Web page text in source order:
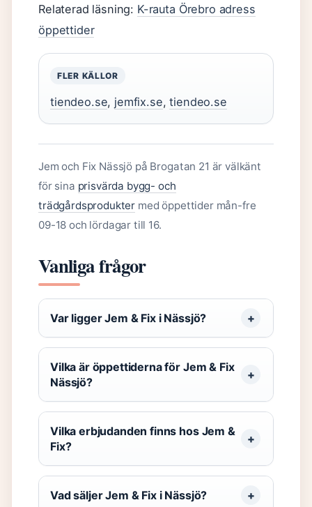
Relaterad läsning: K-rauta Örebro adress
öppettider
FLER KÄLLOR
tiendeo.se, jemfix.se,tiendeo.se
Jem och Fix Nässjö på Brogatan 21 är välkänt
för sina prisvärda bygg- och
trädgårdsprodukter med öppettider mån-fre
09-18 och lördagar till 16.
Vanliga frågor
Var ligger Jem & Fix i Nässjö?
Vilka är öppettiderna för Jem & Fix
Nässjö?
Vilka erbjudanden finns hos Jem &
Fix?
Vad säljer Jem & Fix i Nässjö?